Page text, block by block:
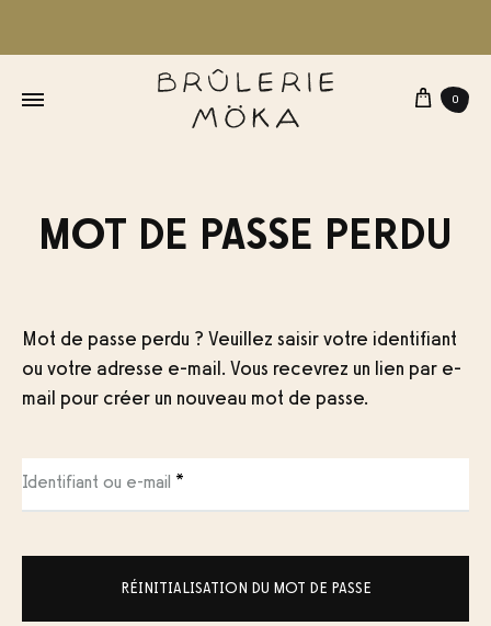
0
MOT DE PASSE PERDU
Mot de passe perdu ? Veuillez saisir votre identifiant
ou votre adresse e-mail. Vous recevrez un lien par e-
mail pour créer un nouveau mot de passe.
Identifiant ou e-mail *
RÉINITIALISATION DU MOT DE PASSE